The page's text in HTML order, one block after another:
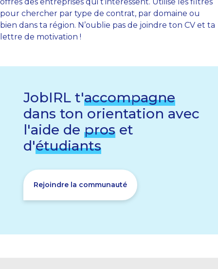
pour chercher par type de contrat, par domaine ou
bien dans ta région. N’oublie pas de joindre ton CV et ta
lettre de motivation !
JobIRL t'accompagne
dans ton orientation avec
l'aide de pros et
d'étudiants
Rejoindre la communauté